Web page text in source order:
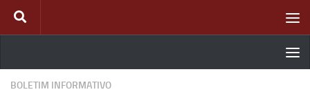
Skip to content
BOLETIM INFORMATIVO